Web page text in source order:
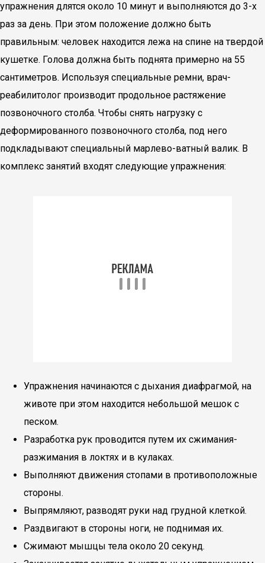
упражнения длятся около 10 минут и выполняются до 3-х
раз за день. При этом положение должно быть
правильным: человек находится лежа на спине на твердой
кушетке. Голова должна быть поднята примерно на 55
сантиметров. Используя специальные ремни, врач-
реабилитолог производит продольное растяжение
позвоночного столба. Чтобы снять нагрузку с
деформированного позвоночного столба, под него
подкладывают специальный марлево-ватный валик. В
комплекс занятий входят следующие упражнения:
Упражнения начинаются с дыхания диафрагмой, на
животе при этом находится небольшой мешок с
песком.
Разработка рук проводится путем их сжимания-
разжимания в локтях и в кулаках.
Выполняют движения стопами в противоположные
стороны.
Выпрямляют, разводят руки над грудной клеткой.
Раздвигают в стороны ноги, не поднимая их.
Сжимают мышцы тела около 20 секунд.